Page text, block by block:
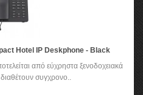
Hotel IP Deskphone - Black
από εύχρηστα ξενοδοχειακά
συγχρονο..